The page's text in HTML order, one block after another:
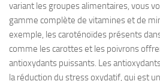
variant les groupes alimentaires, vous
gamme complète de vitamines et de
exemple, les caroténoïdes présents
comme les carottes et les poivrons
antioxydants puissants. Les
la réduction du stress oxydatif, qui est